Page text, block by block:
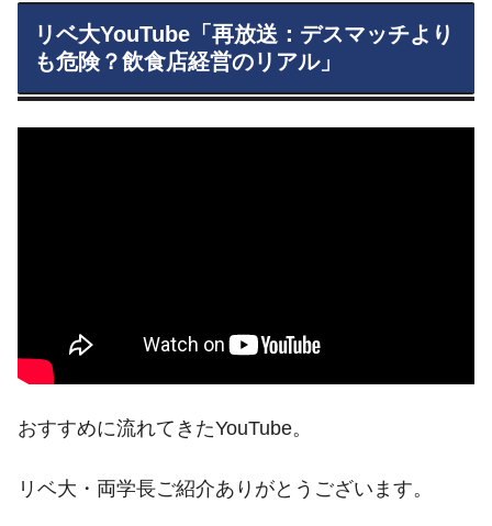
リベ大YouTube「再放送：デスマッチより
も危険？飲食店経営のリアル」
おすすめに流れてきたYouTube。
リベ大・両学長ご紹介ありがとうございます。